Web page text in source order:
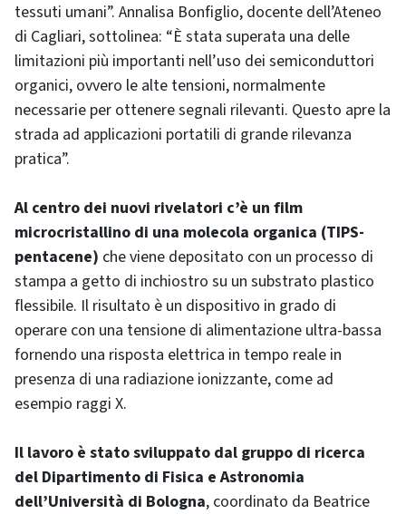
tessuti umani”. Annalisa Bonfiglio, docente dell’Ateneo
di Cagliari, sottolinea: “È stata superata una delle
limitazioni più importanti nell’uso dei semiconduttori
organici, ovvero le alte tensioni, normalmente
necessarie per ottenere segnali rilevanti. Questo apre la
strada ad applicazioni portatili di grande rilevanza
pratica”.
Al centro dei nuovi rivelatori c’è un film
microcristallino di una molecola organica (TIPS-
pentacene) che viene depositato con un processo di
stampa a getto di inchiostro su un substrato plastico
flessibile. Il risultato è un dispositivo in grado di
operare con una tensione di alimentazione ultra-bassa
fornendo una risposta elettrica in tempo reale in
presenza di una radiazione ionizzante, come ad
esempio raggi X.
Il lavoro è stato sviluppato dal gruppo di ricerca
del Dipartimento di Fisica e Astronomia
dell’Università di Bologna, coordinato da Beatrice